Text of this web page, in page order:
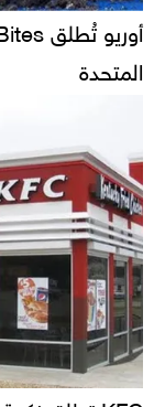
المتحدة